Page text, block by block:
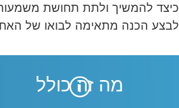
כיצד להמשיך ולתת תחושת משמעות
לבצע הכנה מתאימה לבואו של
מה זה כולל